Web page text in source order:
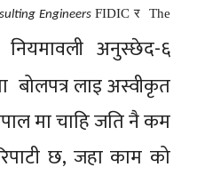
EngineersFIDIC र The
अनुस्छेद-६
लाइ अस्वीकृत
मा चाहि जति नै कम
छ, जहा काम को